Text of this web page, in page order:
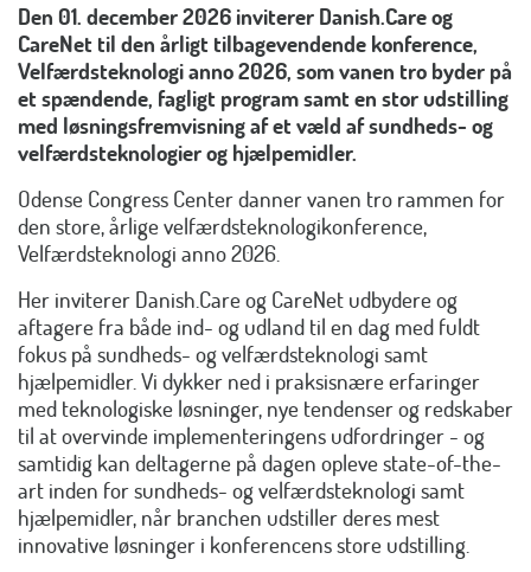
Den 01. december 2026 inviterer Danish.Care og
CareNet til den årligt tilbagevendende konference,
Velfærdsteknologi anno 2026, som vanen tro byder på
et spændende, fagligt program samt en stor udstilling
med løsningsfremvisning af et væld af sundheds- og
velfærdsteknologier og hjælpemidler.
Odense Congress Center danner vanen tro rammen for
den store, årlige velfærdsteknologikonference,
Velfærdsteknologi anno 2026.
Her inviterer Danish.Care og CareNet udbydere og
aftagere fra både ind- og udland til en dag med fuldt
fokus på sundheds- og velfærdsteknologi samt
hjælpemidler. Vi dykker ned i praksisnære erfaringer
med teknologiske løsninger, nye tendenser og redskaber
til at overvinde implementeringens udfordringer - og
samtidig kan deltagerne på dagen opleve state-of-the-
art inden for sundheds- og velfærdsteknologi samt
hjælpemidler, når branchen udstiller deres mest
innovative løsninger i konferencens store udstilling.